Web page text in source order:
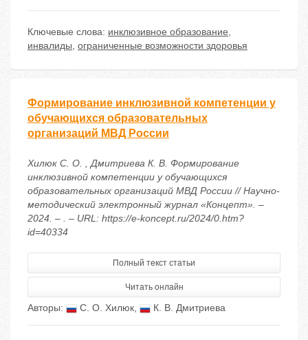
Ключевые слова: инклюзивное образование,
инвалиды, ограниченные возможности здоровья
Формирование инклюзивной компетенции у
обучающихся образовательных
организаций МВД России
Хилюк С. О. , Дмитриева К. В. Формирование
инклюзивной компетенции у обучающихся
образовательных организаций МВД России // Научно-
методический электронный журнал «Концепт». –
2024. – . – URL: https://e-koncept.ru/2024/0.htm?
id=40334
Полный текст статьи
Читать онлайн
Авторы: С. О. Хилюк, К. В. Дмитриева